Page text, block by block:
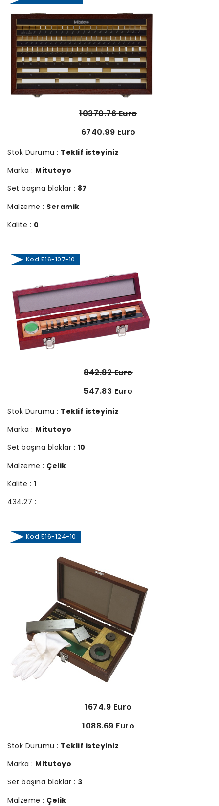
10370.76 Euro
6740.99 Euro
Stok Durumu : Teklif isteyiniz
Marka : Mitutoyo
Set başına bloklar : 87
Malzeme : Seramik
Kalite : 0
Kod 516-107-10
842.82 Euro
547.83 Euro
Stok Durumu : Teklif isteyiniz
Marka : Mitutoyo
Set başına bloklar : 10
Malzeme : Çelik
Kalite : 1
434.27 :
Kod 516-124-10
1674.9 Euro
1088.69 Euro
Stok Durumu : Teklif isteyiniz
Marka : Mitutoyo
Set başına bloklar : 3
Malzeme : Çelik